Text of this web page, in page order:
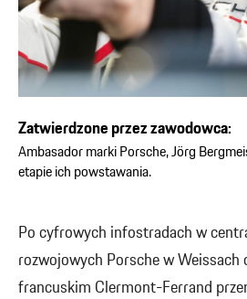
Zatwierdzone przez zawodowca:
Ambasador marki Porsche, Jörg
etapie ich powstawania.
Po cyfrowych infostradach w
rozwojowych Porsche w Weissach
francuskim Clermont-Ferrand